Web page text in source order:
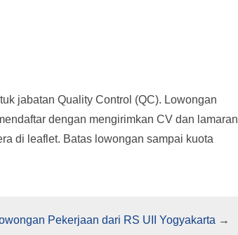
jabatan Quality Control (QC). Lowongan
dengan mengirimkan CV dan lamaran
di leaflet. Batas lowongan sampai kuota
Pekerjaan dari RS UII Yogyakarta →